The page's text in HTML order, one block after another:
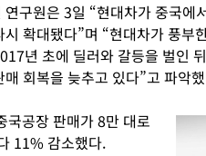
구원은 3일 “현대차가 중국에
확대됐다”며 “현대차가 풍부
년 초에 딜러와 갈등을 벌인
회복을 늦추고 있다”고 파악
국공장 판매가 8만 대로
11% 감소했다.